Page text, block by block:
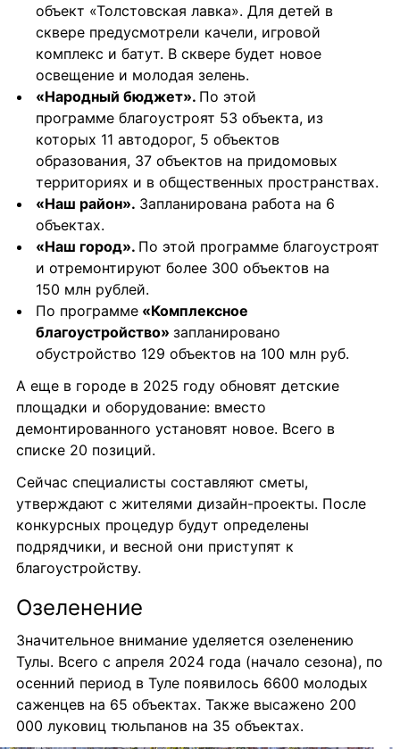
объект «Толстовская лавка». Для детей в
сквере предусмотрели качели, игровой
комплекс и батут. В сквере будет новое
освещение и молодая зелень.
«Народный бюджет». По этой
программе благоустроят 53 объекта, из
которых 11 автодорог, 5 объектов
образования, 37 объектов на придомовых
территориях и в общественных пространствах.
«Наш район». Запланирована работа на 6
объектах.
«Наш город». По этой программе благоустроят
и отремонтируют более 300 объектов на
150 млн рублей.
По программе «Комплексное
благоустройство» запланировано
обустройство 129 объектов на 100 млн руб.
А еще в городе в 2025 году обновят детские
площадки и оборудование: вместо
демонтированного установят новое. Всего в
списке 20 позиций.
Сейчас специалисты составляют сметы,
утверждают с жителями дизайн-проекты. После
конкурсных процедур будут определены
подрядчики, и весной они приступят к
благоустройству.
Озеленение
Значительное внимание уделяется озеленению
Тулы. Всего с апреля 2024 года (начало сезона), по
осенний период в Туле появилось 6600 молодых
саженцев на 65 объектах. Также высажено 200
000 луковиц тюльпанов на 35 объектах.